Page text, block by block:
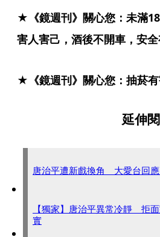
★《鏡週刊》關心您：未滿
害人害己，酒後不開車，安全
★《鏡週刊》關心您：抽菸有
延伸
唐治平遭新戲換角 大愛台回應
【獨家】唐治平異常冷靜 拒
實